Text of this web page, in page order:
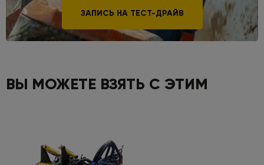
ЗАПИСЬ НА ТЕСТ-ДРАЙВ
ВЫ МОЖЕТЕ ВЗЯТЬ С ЭТИМ